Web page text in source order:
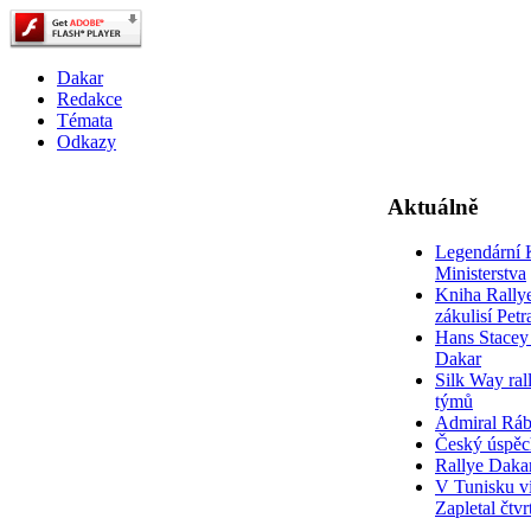
Dakar
Redakce
Témata
Odkazy
Aktuálně
Legendární
Ministerstva
Kniha
zákulisí
Hans
Dakar
Silk Way
týmů
Admiral
Český
Rallye
V Tunisku
Zapletal